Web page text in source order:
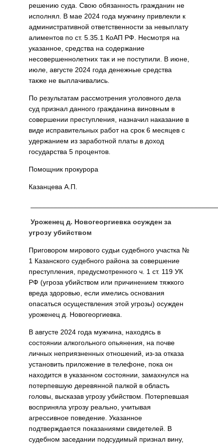
решению суда. Свою обязанность гражданин не
исполнял. В мае 2024 года мужчину привлекли к
административной ответственности за невыплату
алиментов по ст. 5.35.1 КоАП РФ. Несмотря на
указанное, средства на содержание
несовершеннолетних так и не поступили. В июне,
июле, августе 2024 года денежные средства
также не выплачивались.
По результатам рассмотрения уголовного дела
суд признал данного гражданина виновным в
совершении преступления, назначил наказание в
виде исправительных работ на срок 6 месяцев с
удержанием из заработной платы в доход
государства 5 процентов.
Помощник прокурора
Казанцева А.П.
Уроженец д. Новогеоргиевка осужден за
угрозу убийством
Приговором мирового судьи судебного участка №
1 Казанского судебного района за совершение
преступления, предусмотренного ч. 1 ст. 119 УК
РФ (угроза убийством или причинением тяжкого
вреда здоровью, если имелись основания
опасаться осуществления этой угрозы) осужден
уроженец д. Новогеоргиевка.
В августе 2024 года мужчина, находясь в
состоянии алкогольного опьянения, на почве
личных неприязненных отношений, из-за отказа
установить приложение в телефоне, пока он
находится в указанном состоянии, замахнулся на
потерпевшую деревянной палкой в область
головы, высказав угрозу убийством. Потерпевшая
восприняла угрозу реально, учитывая
агрессивное поведение. Указанное
подтверждается показаниями свидетелей. В
судебном заседании подсудимый признал вину,